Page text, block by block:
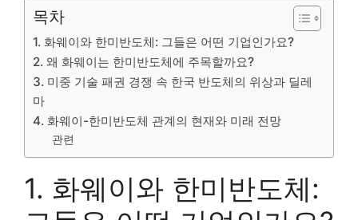
목차
1. 화웨이와 한미반도체: 그들은 어떤 기업인가요?
2. 왜 화웨이는 한미반도체에 주목할까요?
3. 미중 기술 패권 경쟁 속 한국 반도체의 위상과 딜레
마
4. 화웨이-한미반도체 관계의 현재와 미래 전망
관련
1. 화웨이와 한미반도체: